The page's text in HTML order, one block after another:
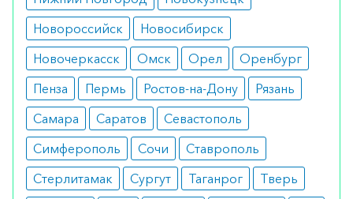
Режим дозирования
Дозировка определяется индивидуально и в
среднем составляет 20-40 мг в день.
Продолжительность лечения длительная, но при
появлении признаков прогрессирования
патологии терапию отменяют.
Особые указания
Новороссийск
Новосибирск
Новочеркасск
Омск Орел
Оренбург
Пенза
Пермь Ростов-на-Дону
Рязань
Самара
Саратов
Севастополь
Симферополь
Сочи
Ставрополь
Стерлитамак
Сургут Таганрог
Тверь